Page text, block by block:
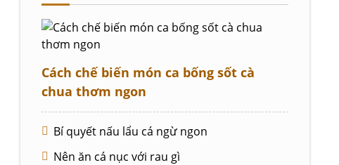
Cách chế biến món ca bống sốt cà
chua thơm ngon
Bí quyết nấu lẩu cá ngừ ngon
Nên ăn cá nục với rau gì